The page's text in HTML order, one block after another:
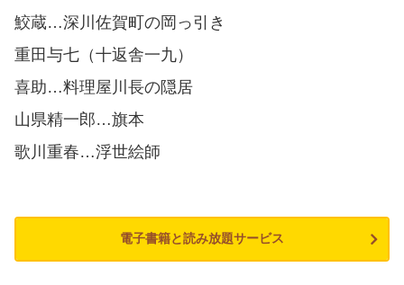
鮫蔵…深川佐賀町の岡っ引き
重田与七（十返舎一九）
喜助…料理屋川長の隠居
山県精一郎…旗本
歌川重春…浮世絵師
電子書籍と読み放題サービス